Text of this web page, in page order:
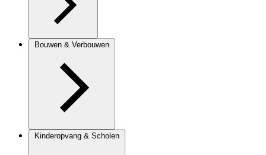
Bouwen & Verbouwen
Kinderopvang & Scholen